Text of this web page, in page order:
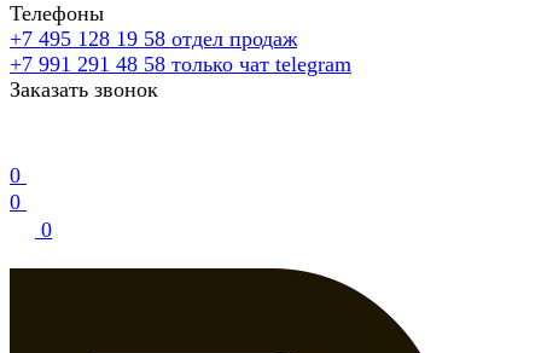
Телефоны
+7 495 128 19 58 отдел продаж
+7 991 291 48 58 только чат telegram
Заказать звонок
0
0
0